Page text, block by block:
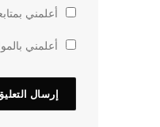
أعلمني
أعلمني